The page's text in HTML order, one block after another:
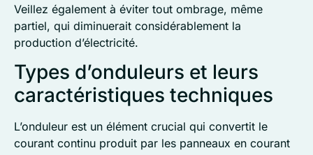
Veillez également à éviter tout ombrage, même
partiel, qui diminuerait considérablement la
production d’électricité.
Types d’onduleurs et leurs
caractéristiques techniques
L’onduleur est un élément crucial qui convertit le
courant continu produit par les panneaux en courant